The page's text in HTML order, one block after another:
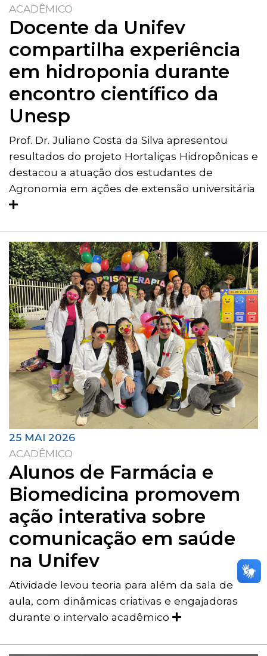
ACADÊMICO
Docente da Unifev
compartilha experiência
em hidroponia durante
encontro científico da
Unesp
Prof. Dr. Juliano Costa da Silva apresentou
resultados do projeto Hortaliças Hidropônicas e
destacou a atuação dos estudantes de
Agronomia em ações de extensão universitária
25 MAI 2026
ACADÊMICO
Alunos de Farmácia e
Biomedicina promovem
ação interativa sobre
comunicação em saúde
na Unifev
Atividade levou teoria para além da sala de
aula, com dinâmicas criativas e engajadoras
durante o intervalo acadêmico